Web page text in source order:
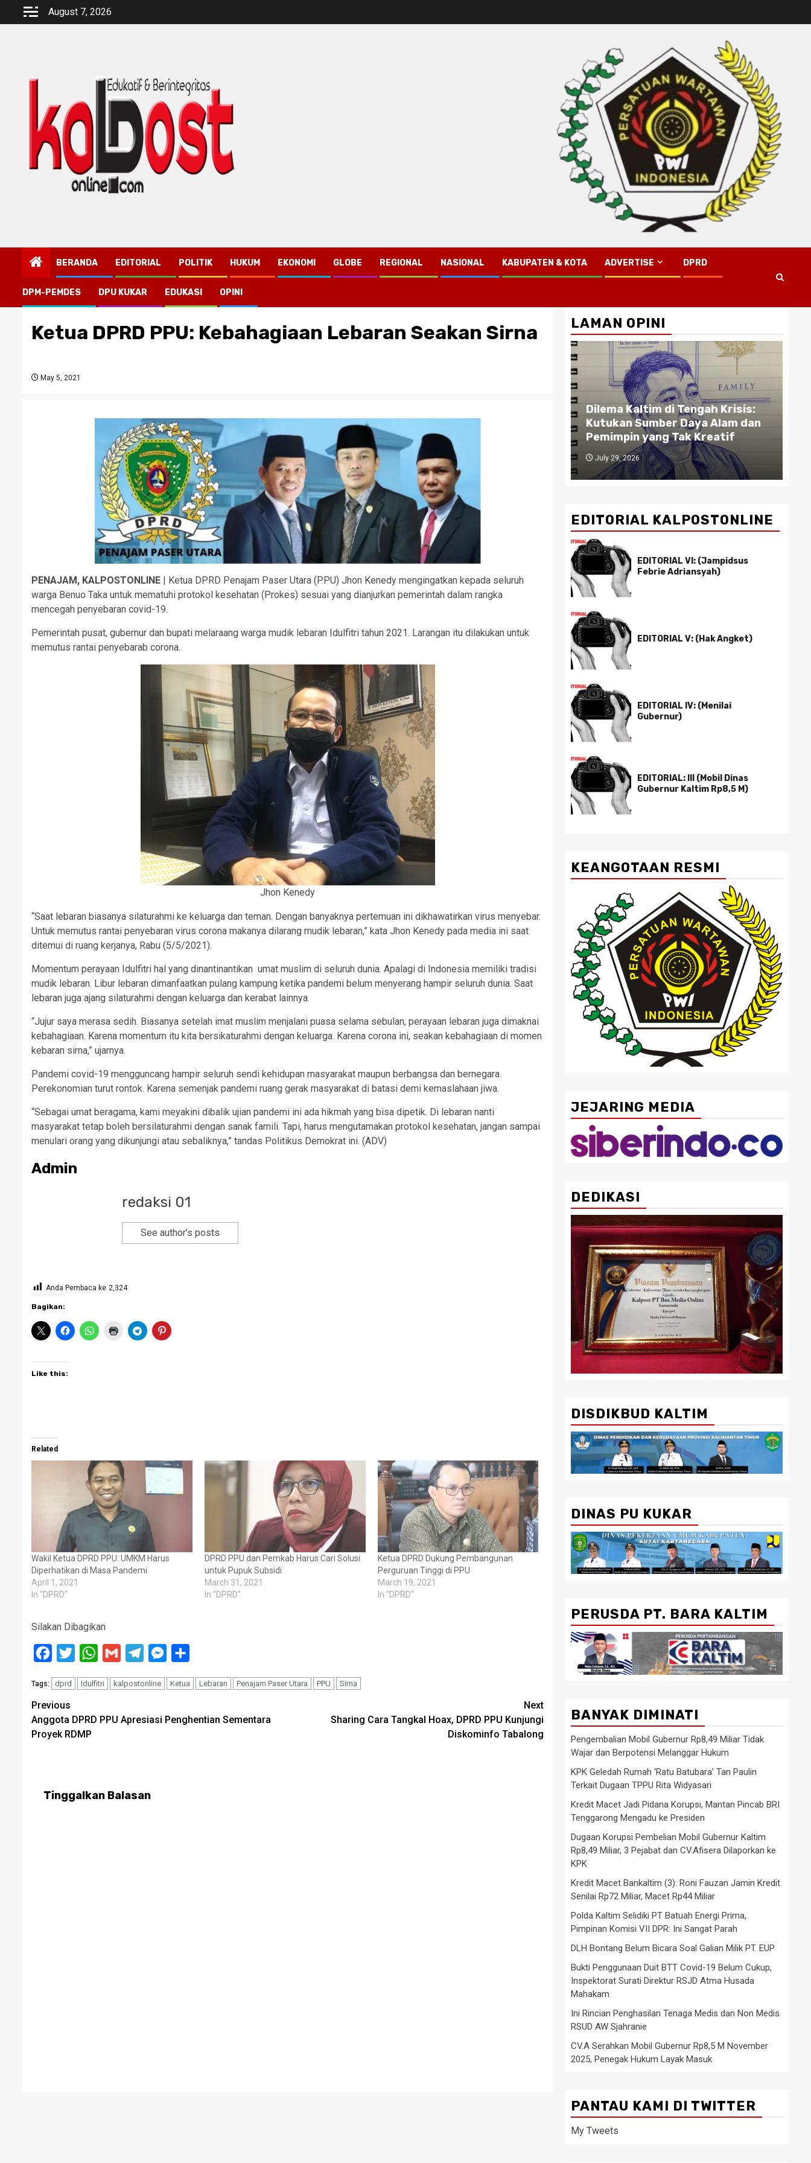
August 7, 2026
BERANDA EDITORIAL POLITIK HUKUM EKONOMI GLOBE REGIONAL NASIONAL KABUPATEN & KOTA ADVERTISE DPRD
DPM-PEMDES DPU KUKAR EDUKASI OPINI
Ketua DPRD PPU: Kebahagiaan Lebaran Seakan Sirna
May 5, 2021
PENAJAM, KALPOSTONLINE | Ketua DPRD Penajam Paser Utara (PPU) Jhon Kenedy mengingatkan kepada seluruh
warga Benuo Taka untuk mematuhi protokol kesehatan (Prokes) sesuai yang dianjurkan pemerintah dalam rangka
mencegah penyebaran covid-19.
Pemerintah pusat, gubernur dan bupati melaraang warga mudik lebaran Idulfitri tahun 2021. Larangan itu dilakukan untuk
memutus rantai penyebarab corona.
Jhon Kenedy
“Saat lebaran biasanya silaturahmi ke keluarga dan teman. Dengan banyaknya pertemuan ini dikhawatirkan virus menyebar.
Untuk memutus rantai penyebaran virus corona makanya dilarang mudik lebaran,” kata Jhon Kenedy pada media ini saat
ditemui di ruang kerjanya, Rabu (5/5/2021).
Momentum perayaan Idulfitri hal yang dinantinantikan umat muslim di seluruh dunia. Apalagi di Indonesia memiliki tradisi
mudik lebaran. Libur lebaran dimanfaatkan pulang kampung ketika pandemi belum menyerang hampir seluruh dunia. Saat
lebaran juga ajang silaturahmi dengan keluarga dan kerabat lainnya.
“Jujur saya merasa sedih. Biasanya setelah imat muslim menjalani puasa selama sebulan, perayaan lebaran juga dimaknai
kebahagiaan. Karena momentum itu kita bersikaturahmi dengan keluarga. Karena corona ini, seakan kebahagiaan di momen
kebaran sirna,” ujarnya.
Pandemi covid-19 mengguncang hampir seluruh sendi kehidupan masyarakat maupun berbangsa dan bernegara.
Perekonomian turut rontok. Karena semenjak pandemi ruang gerak masyarakat di batasi demi kemaslahaan jiwa.
“Sebagai umat beragama, kami meyakini dibalik ujian pandemi ini ada hikmah yang bisa dipetik. Di lebaran nanti
masyarakat tetap boleh bersilaturahmi dengan sanak famili. Tapi, harus mengutamakan protokol kesehatan, jangan sampai
menulari orang yang dikunjungi atau sebaliknya,” tandas Politikus Demokrat ini. (ADV)
Admin
redaksi 01
See author's posts
Anda Pembaca ke 2,324
Bagikan:
Like this:
Related
Wakil Ketua DPRD PPU: UMKM Harus
Diperhatikan di Masa Pandemi
April 1, 2021
In "DPRD"
DPRD PPU dan Pemkab Harus Cari Solusi
untuk Pupuk Subsidi
March 31, 2021
In "DPRD"
Ketua DPRD Dukung Pembangunan
Perguruan Tinggi di PPU
March 19, 2021
In "DPRD"
Silakan Dibagikan
Facebook
Twitter WhatsApp
Gmail TelegramMessenger
Tags: dprd Idulfitri kalpostonline Ketua Lebaran Penajam Paser Utara PPU Sirna
Post
navigation
Previous
Anggota DPRD PPU Apresiasi Penghentian Sementara
Proyek RDMP
Next
Sharing Cara Tangkal Hoax, DPRD PPU Kunjungi
Diskominfo Tabalong
Tinggalkan Balasan
LAMAN OPINI
KORTASTIPIDKOR POLRI…?
August 2, 2026
Dilema Kaltim di Tengah Krisis:
Kutukan Sumber Daya Alam dan
Pemimpin yang Tak Kreatif
July 29, 2026
EDITORIAL KALPOSTONLINE
EDITORIAL VI: (Jampidsus
Febrie Adriansyah)
EDITORIAL V: (Hak Angket)
EDITORIAL IV: (Menilai
Gubernur)
EDITORIAL: III (Mobil Dinas
Gubernur Kaltim Rp8,5 M)
KEANGOTAAN RESMI
JEJARING MEDIA
DEDIKASI
DISDIKBUD KALTIM
DINAS PU KUKAR
PERUSDA PT. BARA KALTIM
BANYAK DIMINATI
Pengembalian Mobil Gubernur Rp8,49 Miliar Tidak
Wajar dan Berpotensi Melanggar Hukum
KPK Geledah Rumah ‘Ratu Batubara’ Tan Paulin
Terkait Dugaan TPPU Rita Widyasari
Kredit Macet Jadi Pidana Korupsi, Mantan Pincab BRI
Tenggarong Mengadu ke Presiden
Dugaan Korupsi Pembelian Mobil Gubernur Kaltim
Rp8,49 Miliar, 3 Pejabat dan CV.Afisera Dilaporkan ke
KPK
Kredit Macet Bankaltim (3): Roni Fauzan Jamin Kredit
Senilai Rp72 Miliar, Macet Rp44 Miliar
Polda Kaltim Selidiki PT Batuah Energi Prima,
Pimpinan Komisi VII DPR: Ini Sangat Parah
DLH Bontang Belum Bicara Soal Galian Milik PT. EUP
Bukti Penggunaan Duit BTT Covid-19 Belum Cukup,
Inspektorat Surati Direktur RSJD Atma Husada
Mahakam
Ini Rincian Penghasilan Tenaga Medis dan Non Medis
RSUD AW Sjahranie
CV.A Serahkan Mobil Gubernur Rp8,5 M November
2025, Penegak Hukum Layak Masuk
PANTAU KAMI DI TWITTER
My Tweets